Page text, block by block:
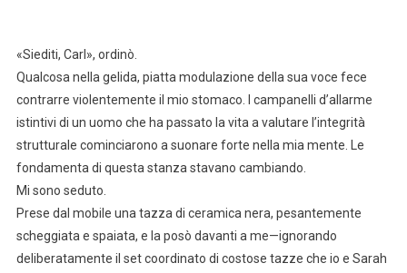
«Siediti, Carl», ordinò.
Qualcosa nella gelida, piatta modulazione della sua voce fece
contrarre violentemente il mio stomaco. I campanelli d’allarme
istintivi di un uomo che ha passato la vita a valutare l’integrità
strutturale cominciarono a suonare forte nella mia mente. Le
fondamenta di questa stanza stavano cambiando.
Mi sono seduto.
Prese dal mobile una tazza di ceramica nera, pesantemente
scheggiata e spaiata, e la posò davanti a me—ignorando
deliberatamente il set coordinato di costose tazze che io e Sarah